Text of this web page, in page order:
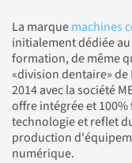
La marquemachines
initialement dédiée
formation, de même
«division dentaire» de
2014 avec la société
offre intégrée et
technologie et reflet
production
numérique.